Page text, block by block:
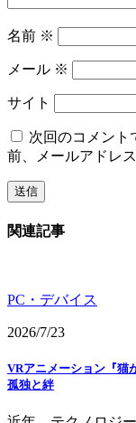
名前 ※
メール ※
サイト
次回のコメント
前、メールアドレ
関連記事
PC・デバイス
2026/7/23
VRアニメーション『猫
孤独と絆